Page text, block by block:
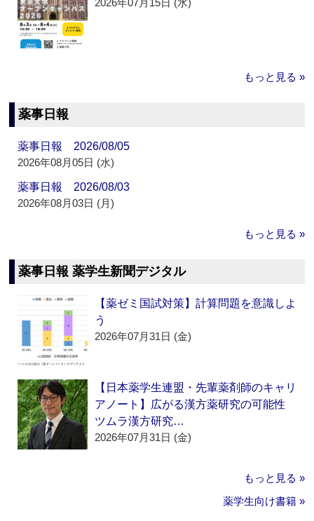
2026年07月15日 (水)
もっと見る »
薬事日報
薬事日報 2026/08/05
2026年08月05日 (水)
薬事日報 2026/08/03
2026年08月03日 (月)
もっと見る »
薬事日報 薬学生新聞デジタル
【薬ゼミ国試対策】計算問題を意識しよ
う
2026年07月31日 (金)
【日本薬学生連盟・先輩薬剤師のキャリ
アノート】広がる漢方薬研究の可能性
ツムラ漢方研究…
2026年07月31日 (金)
もっと見る »
薬学生向け書籍 »